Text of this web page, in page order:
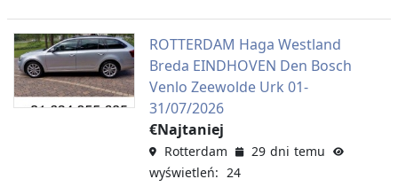
ROTTERDAM Haga Westland
Breda EINDHOVEN Den Bosch
Venlo Zeewolde Urk 01-
31/07/2026
€Najtaniej
Rotterdam
29 dni temu
wyświetleń: 24